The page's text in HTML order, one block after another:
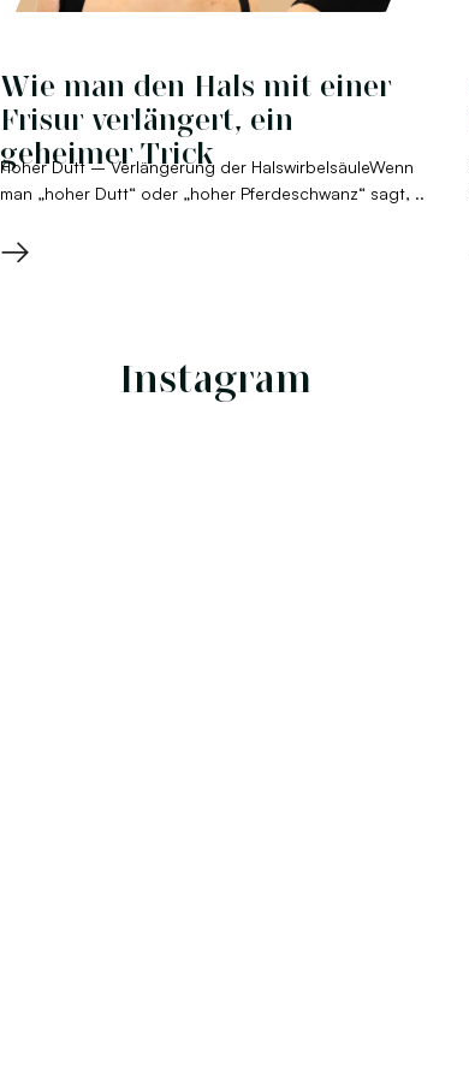
Wie man den Hals mit einer
Frisur verlängert, ein
geheimer Trick
Hoher Dutt – Verlängerung der HalswirbelsäuleWenn
man „hoher Dutt“ oder „hoher Pferdeschwanz“ sagt, ..
→
Instagram